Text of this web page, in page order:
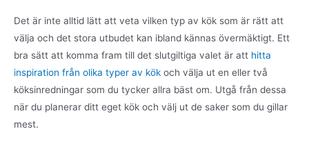
Det är inte alltid lätt att veta vilken typ av kök som är rätt att
välja och det stora utbudet kan ibland kännas övermäktigt. Ett
bra sätt att komma fram till det slutgiltiga valet är att hitta
inspiration från olika typer av kök och välja ut en eller två
köksinredningar som du tycker allra bäst om. Utgå från dessa
när du planerar ditt eget kök och välj ut de saker som du gillar
mest.